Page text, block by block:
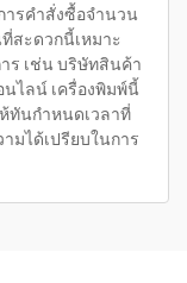
ารคำสั่งซื้อจำนวน
สะดวกนี้เหมาะ
ร เช่น บริษัทสินค้า
ไลน์ เครื่องพิมพ์นี้
ทันกำหนดเวลาที่
มได้เปรียบในการ